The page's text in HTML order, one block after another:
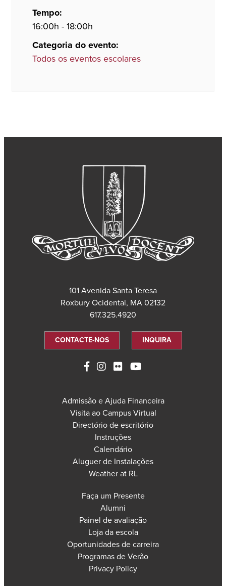
Tempo:
16:00h - 18:00h
Categoria do evento:
Todos os eventos escolares
101 Avenida Santa Teresa
Roxbury Ocidental, MA 02132
617.325.4920
CONTACTE-NOS INQUIRA
Admissão e Ajuda Financeira
Visita ao Campus Virtual
Directório de escritório
Instruções
Calendário
Aluguer de Instalações
Weather at RL
Faça um Presente
Alumni
Painel de avaliação
Loja da escola
Oportunidades de carreira
Programas de Verão
Privacy Policy